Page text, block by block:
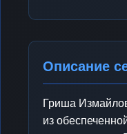
Описание
Гриша
из